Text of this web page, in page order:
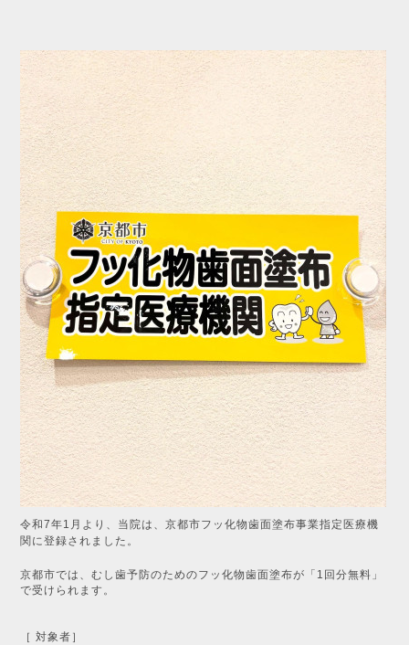
令和7年1月より、当院は、京都市フッ化物歯面塗布事業指定医療機
関に登録されました。
京都市では、むし歯予防のためのフッ化物歯面塗布が「1回分無料」
で受けられます。
［ 対象者］